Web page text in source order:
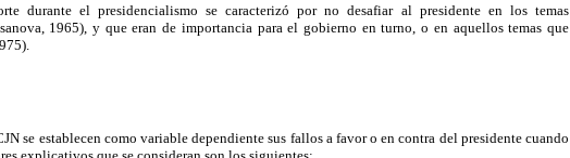
durante el presidencialismo se caracterizó por no desafiar al presidente en los temas
1965), y que eran de importancia para el gobierno en turno, o en aquellos temas que
se establecen como variable dependiente sus fallos a favor o en contra del presidente cuando